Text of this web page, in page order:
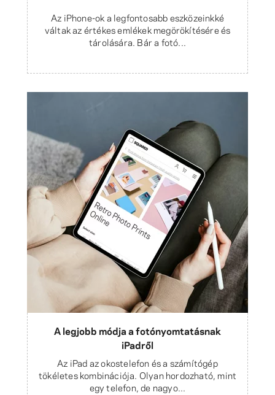
Az iPhone-ok a legfontosabb eszközeinkké
váltak az értékes emlékek megörökítésére és
tárolására. Bár a fotó...
A legjobb módja a fotónyomtatásnak
iPadről
Az iPad az okostelefon és a számítógép
tökéletes kombinációja. Olyan hordozható, mint
egy telefon, de nagyo...